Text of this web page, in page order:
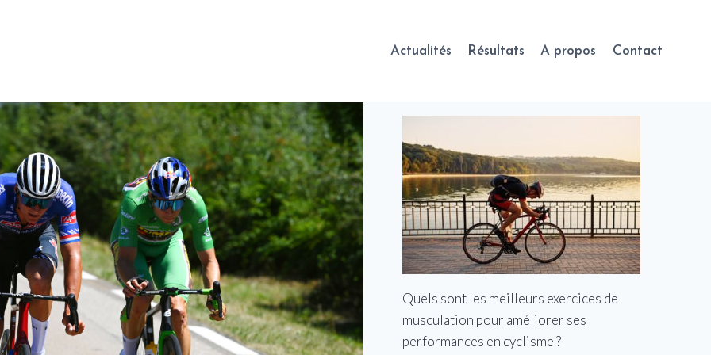
Actualités Résultats A propos Contact
Quels sont les meilleurs exercices de
musculation pour améliorer ses
performances en cyclisme ?